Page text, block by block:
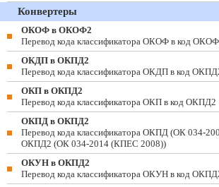
Конвертеры
ОКОФ в ОКОФ2
Перевод кода классификатора ОКОФ в код
ОКДП в ОКПД2
Перевод кода классификатора ОКДП в код
ОКП в ОКПД2
Перевод кода классификатора ОКП в код ОКПД2
ОКПД в ОКПД2
Перевод кода классификатора ОКПД (ОК 034-
ОКПД2 (ОК 034-2014 (КПЕС 2008))
ОКУН в ОКПД2
Перевод кода классификатора ОКУН в код